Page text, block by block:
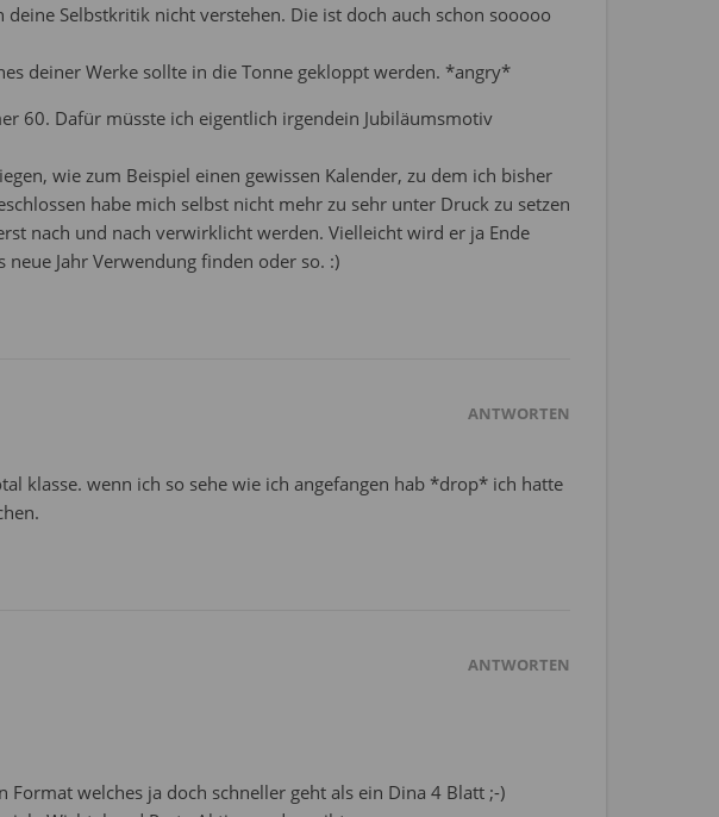
Selbstkritik nicht verstehen. Die ist doch auch schon sooooo
deiner Werke sollte in die Tonne gekloppt werden. *angry*
60. Dafür müsste ich eigentlich irgendein Jubiläumsmotiv
wie zum Beispiel einen gewissen Kalender, zu dem ich bisher
habe mich selbst nicht mehr zu sehr unter Druck zu setzen
nach und nach verwirklicht werden. Vielleicht wird er ja Ende
Jahr Verwendung finden oder so. :)
ANTWORTEN
klasse. wenn ich so sehe wie ich angefangen hab *drop* ich hatte
ANTWORTEN
welches ja doch schneller geht als ein Dina 4 Blatt ;-)